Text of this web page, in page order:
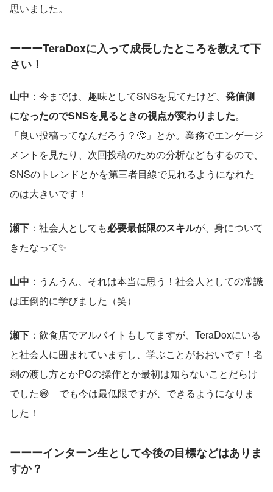
思いました。
ーーーTeraDoxに入って成長したところを教えて下
さい！
山中 ：今までは、趣味としてSNSを見てたけど、 発信側
になったのでSNSを見るときの視点が変わりました。
「良い投稿ってなんだろう？🤔」とか。業務でエンゲージ
メントを見たり、次回投稿のための分析などもするので、
SNSのトレンドとかを第三者目線で見れるようになれた
のは大きいです！
瀬下 ：社会人としても必要最低限のスキルが、身について
きたなって✨
山中 ：うんうん、それは本当に思う！社会人としての常識
は圧倒的に学びました（笑）
瀬下 ：飲食店でアルバイトもしてますが、TeraDoxにいる
と社会人に囲まれていますし、学ぶことがおおいです！名
刺の渡し方とかPCの操作とか最初は知らないことだらけ
でした😅　でも今は最低限ですが、できるようになりま
した！
ーーーインターン生として今後の目標などはありま
すか？